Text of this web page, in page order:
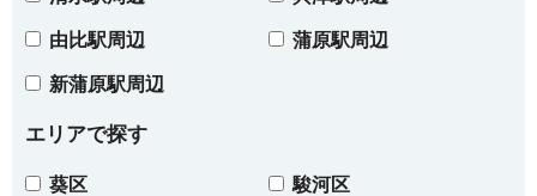
由比駅周辺 蒲原駅周辺
新蒲原駅周辺
エリアで探す
葵区 駿河区